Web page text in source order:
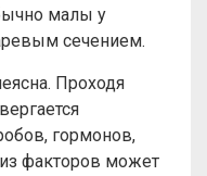
малы у
сечением.
Проходя
гормонов,
факторов может